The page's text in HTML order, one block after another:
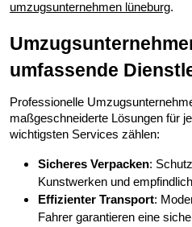
umzugsunternehmen lüneburg.
umfassende
Professionelle
maßgeschneiderte Lösungen für
wichtigsten Services zählen:
Sicheres Verpacken:
Kunstwerken und
Effizienter Transport:
Fahrer garantieren eine